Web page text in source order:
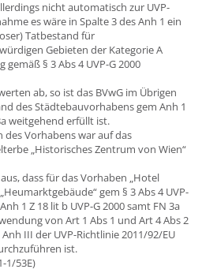
nicht automatisch zur UVP-
es wäre in Spalte 3 des Anh 1 ein
Tatbestand für
Gebieten der Kategorie A
§ 3 Abs 4 UVP-G 2000
ab, so ist das BVwG im Übrigen
des Städtebauvorhabens gem Anh 1
weitgehend erfüllt ist.
Vorhabens war auf das
„Historisches Zentrum von Wien“
dass für das Vorhaben „Hotel
gem § 3 Abs 4 UVP-
1 Z 18 lit b UVP-G 2000 samt FN 3a
von Art 1 Abs 1 und Art 4 Abs 2
III der UVP-Richtlinie 2011/92/EU
ist.
1/53E)